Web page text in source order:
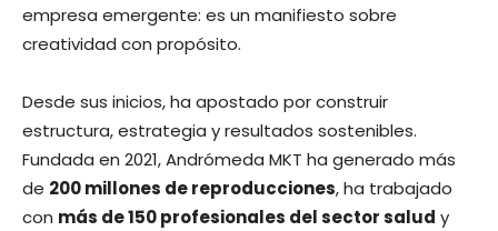
empresa emergente: es un manifiesto sobre
creatividad con propósito.
Desde sus inicios, ha apostado por construir
estructura, estrategia y resultados sostenibles.
Fundada en 2021, Andrómeda MKT ha generado más
de 200 millones de reproducciones, ha trabajado
con más de 150 profesionales del sector salud y